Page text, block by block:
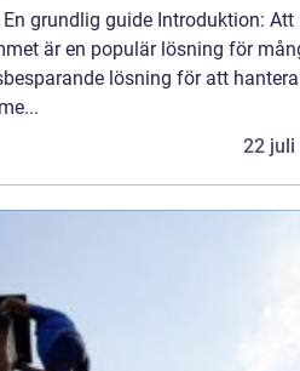
grundlig guide Introduktion: Att
är en populär lösning för
lösning för att hantera
22 juli